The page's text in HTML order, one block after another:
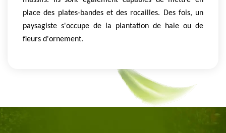
place des plates-bandes et des rocailles. Des fois, un
paysagiste s'occupe de la plantation de haie ou de
fleurs d'ornement.